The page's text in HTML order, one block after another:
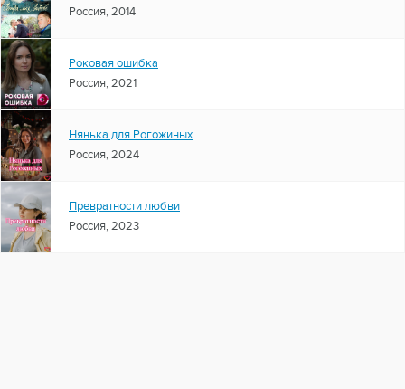
Россия, 2014
Роковая ошибка
Россия, 2021
Нянька для Рогожиных
Россия, 2024
Превратности любви
Россия, 2023